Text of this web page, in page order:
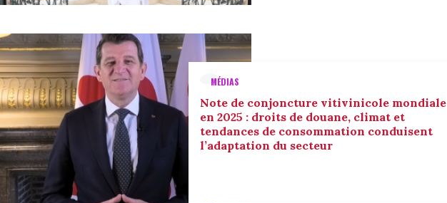
MÉDIAS
Note de conjoncture vitivinicole mondiale
en 2025 : droits de douane, climat et
tendances de consommation conduisent
l’adaptation du secteur